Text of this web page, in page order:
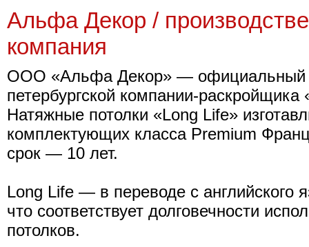
Альфа Декор /
компания
ООО «Альфа Декор» — официальный
петербургской компании-
Натяжные потолки «Long Life»
комплектующих класса Premium
срок — 10 лет.
Long Life — в переводе с английского
что соответствует долговечности
потолков.